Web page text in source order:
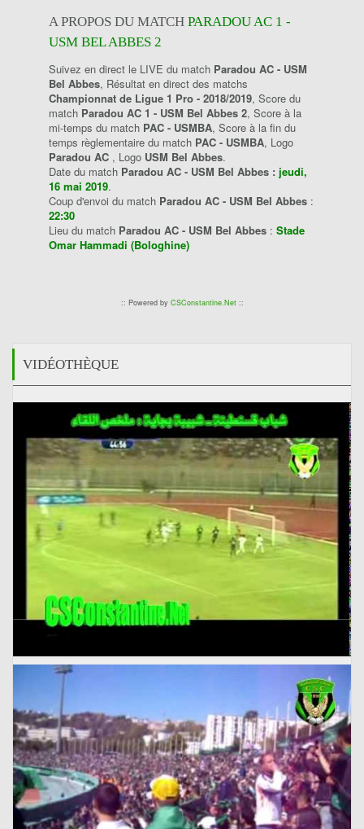
A PROPOS DU MATCH PARADOU AC 1 -
USM BEL ABBES 2
Suivez en direct le LIVE du match Paradou AC - USM
Bel Abbes, Résultat en direct des matchs
Championnat de Ligue 1 Pro - 2018/2019, Score du
match Paradou AC 1 - USM Bel Abbes 2, Score à la
mi-temps du match PAC - USMBA, Score à la fin du
temps règlementaire du match PAC - USMBA, Logo
Paradou AC , Logo USM Bel Abbes.
Date du match Paradou AC - USM Bel Abbes : jeudi,
16 mai 2019.
Coup d'envoi du match Paradou AC - USM Bel Abbes :
22:30
Lieu du match Paradou AC - USM Bel Abbes : Stade
Omar Hammadi (Bologhine)
:: Powered by CSConstantine.Net::
VIDÉOTHÈQUE